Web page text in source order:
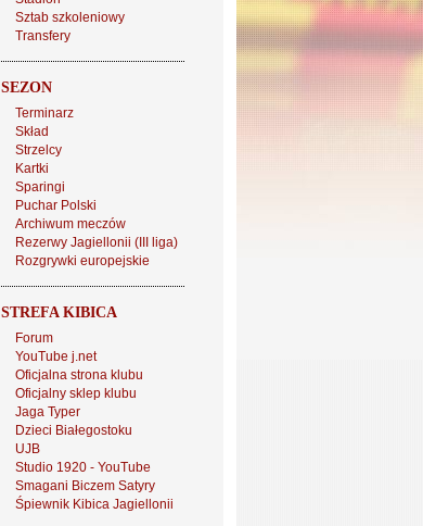
Sztab szkoleniowy
Transfery
SEZON
Terminarz
Skład
Strzelcy
Kartki
Sparingi
Puchar Polski
Archiwum meczów
Rezerwy Jagiellonii (III liga)
Rozgrywki europejskie
STREFA KIBICA
Forum
YouTube j.net
Oficjalna strona klubu
Oficjalny sklep klubu
Jaga Typer
Dzieci Białegostoku
UJB
Studio 1920 - YouTube
Smagani Biczem Satyry
Śpiewnik Kibica Jagiellonii